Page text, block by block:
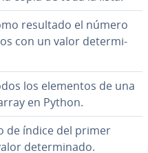
resultado el número
con un valor de­te­r­mi­
los elementos de una
en Python.
de índice del primer
de­te­r­mi­na­do.